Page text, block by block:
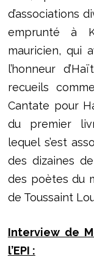
d’associations
emprunté à
mauricien, qui
l’honneur
recueils
Cantate pour
du premier
lequel s’est
des dizaines
des poètes du
de Toussaint
Interview de
l’EPI :